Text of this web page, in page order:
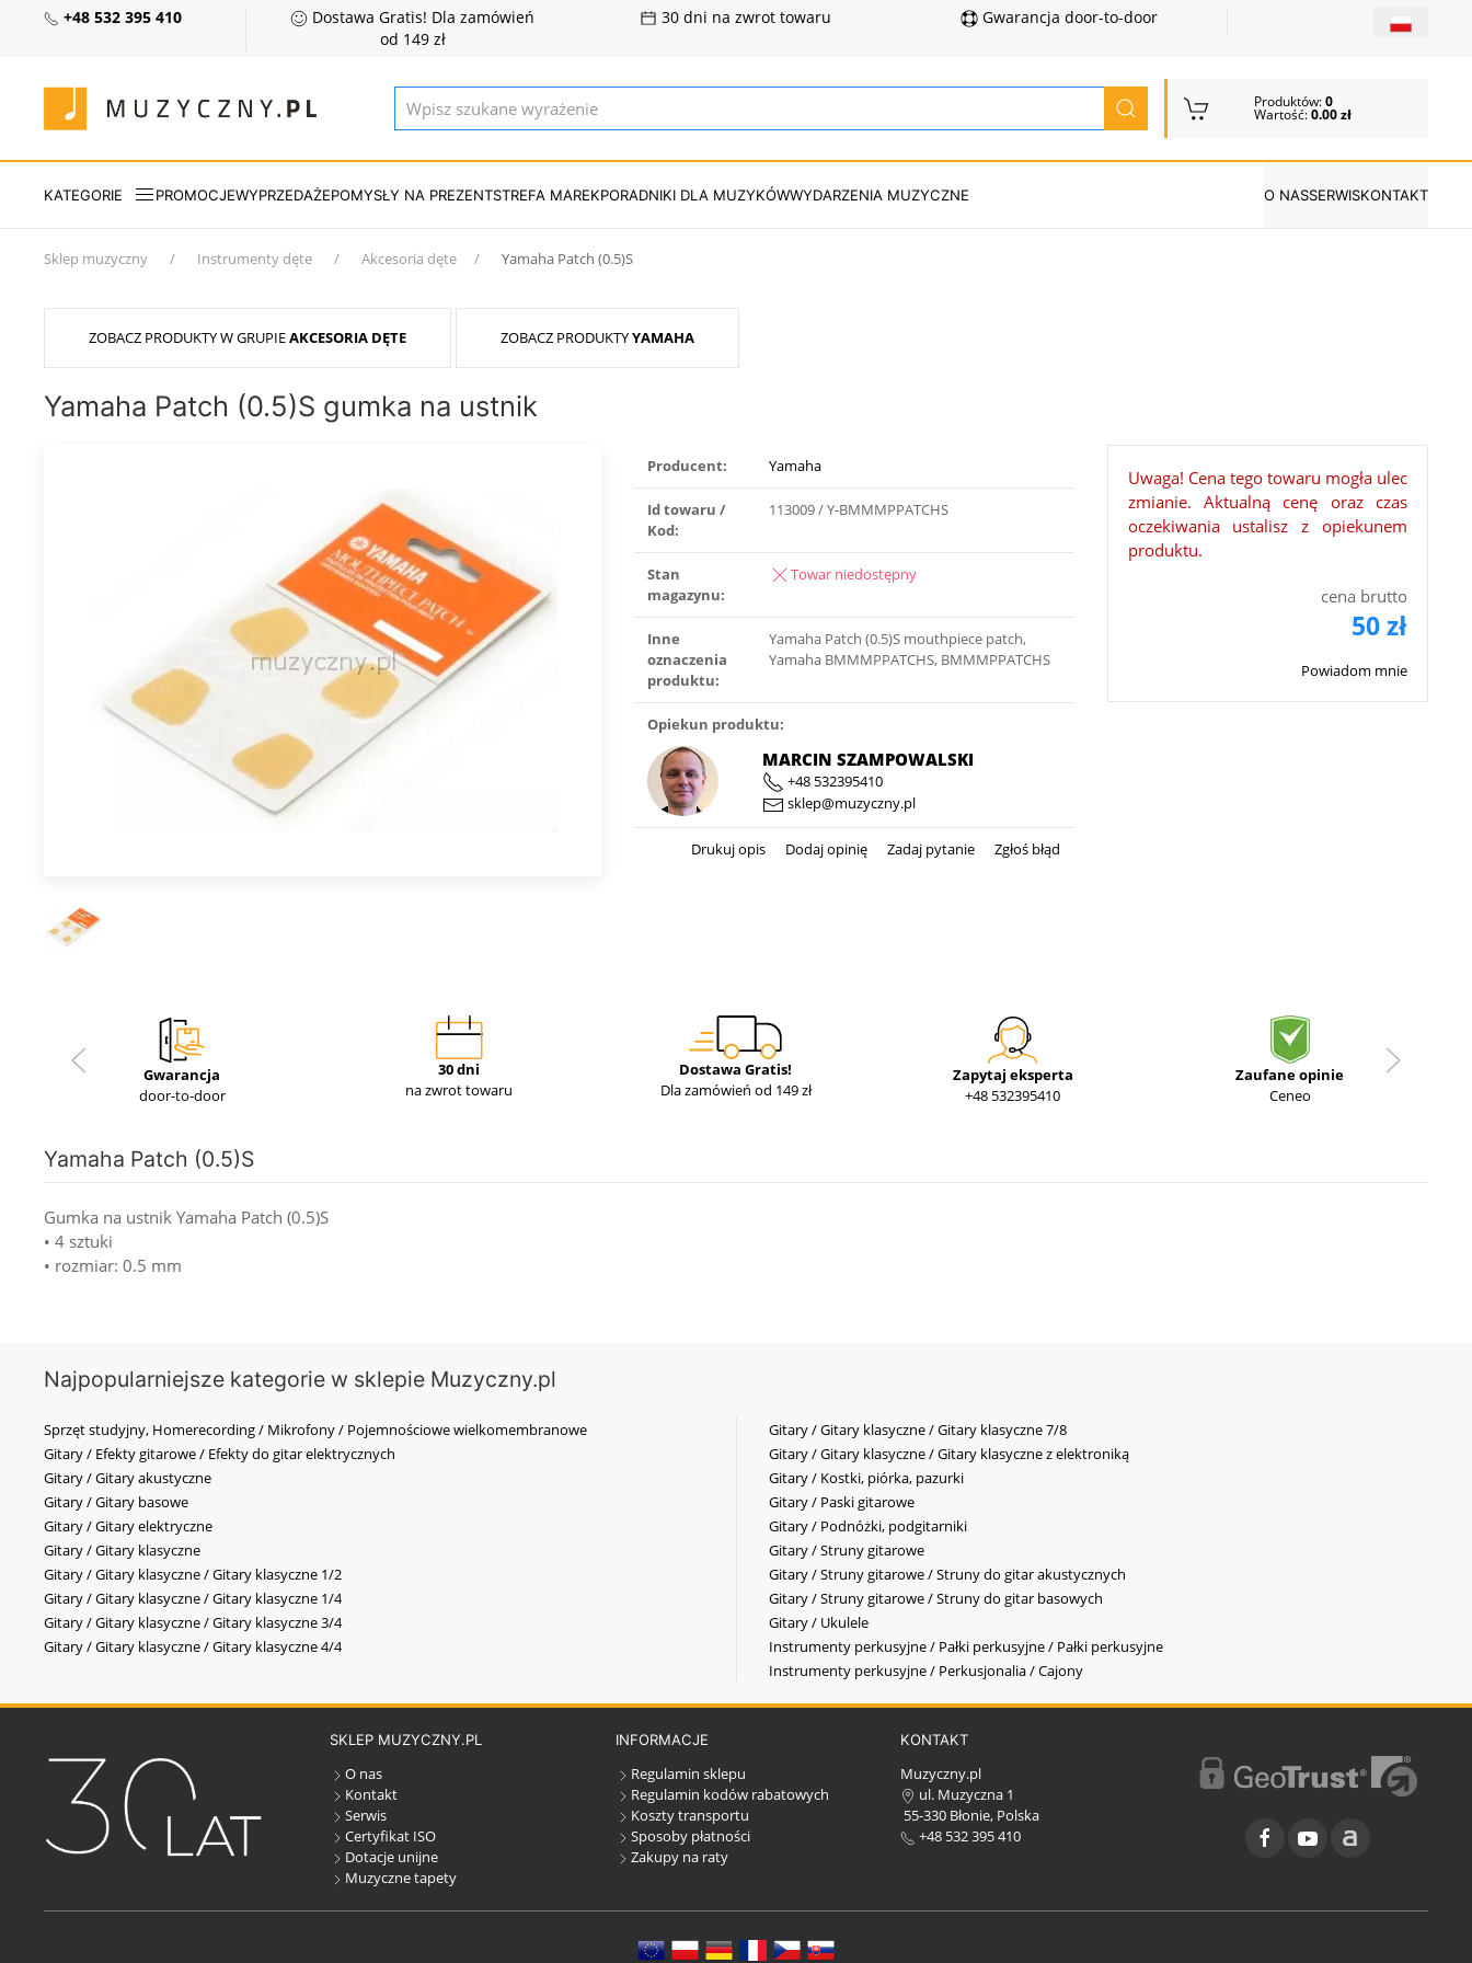
+48 532 395 410
Dostawa Gratis! Dla zamówień
od 149 zł
30 dni na zwrot towaru Gwarancja door-to-door
Produktów:0
Wartość:0.00 zł
KATEGORIE PROMOCJEWYPRZEDAŻEPOMYSŁY NA PREZENTSTREFA MAREKPORADNIKI DLA MUZYKÓWWYDARZENIA MUZYCZNE O NASSERWISKONTAKT
Sklep muzyczny Instrumenty dęte Akcesoria dęte Yamaha Patch (0.5)S
ZOBACZ PRODUKTY W GRUPIEAKCESORIA DĘTE ZOBACZ PRODUKTYYAMAHA
Yamaha Patch (0.5)S gumka na ustnik
Producent: Yamaha
Id towaru /
Kod:
113009 / Y-BMMMPPATCHS
Stan
magazynu:
Towar niedostępny
Inne
oznaczenia
produktu:
Yamaha Patch (0.5)S mouthpiece patch,
Yamaha BMMMPPATCHS, BMMMPPATCHS
Opiekun produktu:
MARCIN SZAMPOWALSKI
+48 532395410
sklep@muzyczny.pl
Drukuj opis Dodaj opinię Zadaj pytanie Zgłoś błąd
Uwaga! Cena tego towaru mogła ulec
zmianie. Aktualną cenę oraz czas
oczekiwania ustalisz z opiekunem
produktu.
cena brutto
50 zł
Powiadom mnie
Gwarancja
door-to-door
30 dni
na zwrot towaru
Dostawa Gratis!
Dla zamówień od 149 zł
Zapytaj eksperta
+48 532395410
Zaufane opinie
Ceneo
Yamaha Patch (0.5)S
Gumka na ustnik Yamaha Patch (0.5)S
• 4 sztuki
• rozmiar: 0.5 mm
Najpopularniejsze kategorie w sklepie Muzyczny.pl
Sprzęt studyjny, Homerecording / Mikrofony / Pojemnościowe wielkomembranowe
Gitary / Efekty gitarowe / Efekty do gitar elektrycznych
Gitary / Gitary akustyczne
Gitary / Gitary basowe
Gitary / Gitary elektryczne
Gitary / Gitary klasyczne
Gitary / Gitary klasyczne / Gitary klasyczne 1/2
Gitary / Gitary klasyczne / Gitary klasyczne 1/4
Gitary / Gitary klasyczne / Gitary klasyczne 3/4
Gitary / Gitary klasyczne / Gitary klasyczne 4/4
Gitary / Gitary klasyczne / Gitary klasyczne 7/8
Gitary / Gitary klasyczne / Gitary klasyczne z elektroniką
Gitary / Kostki, piórka, pazurki
Gitary / Paski gitarowe
Gitary / Podnóżki, podgitarniki
Gitary / Struny gitarowe
Gitary / Struny gitarowe / Struny do gitar akustycznych
Gitary / Struny gitarowe / Struny do gitar basowych
Gitary / Ukulele
Instrumenty perkusyjne / Pałki perkusyjne / Pałki perkusyjne
Instrumenty perkusyjne / Perkusjonalia / Cajony
SKLEP MUZYCZNY.PL
O nas
Kontakt
Serwis
Certyfikat ISO
Dotacje unijne
Muzyczne tapety
INFORMACJE
Regulamin sklepu
Regulamin kodów rabatowych
Koszty transportu
Sposoby płatności
Zakupy na raty
KONTAKT
Muzyczny.pl
ul. Muzyczna 1
55-330 Błonie, Polska
+48 532 395 410